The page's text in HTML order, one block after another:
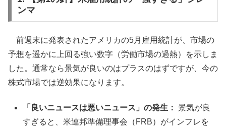
ンマ
前週末に発表されたアメリカの5月雇用統計が、市場の
予想を遥かに上回る強い数字（労働市場の過熱）を示しま
した。通常なら景気が良いのはプラスのはずですが、今の
株式市場では逆効果になります。
「良いニュースは悪いニュース」の発生： 景気が良
すぎると、米連邦準備理事会（FRB）がインフレを